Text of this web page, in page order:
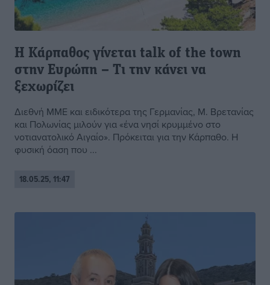
Η Κάρπαθος γίνεται talk of the town
στην Ευρώπη – Τι την κάνει να
ξεχωρίζει
Διεθνή ΜΜΕ και ειδικότερα της Γερμανίας, Μ. Βρετανίας
και Πολωνίας μιλούν για «ένα νησί κρυμμένο στο
νοτιανατολικό Αιγαίο». Πρόκειται για την Κάρπαθο. Η
φυσική όαση που ...
18.05.25, 11:47